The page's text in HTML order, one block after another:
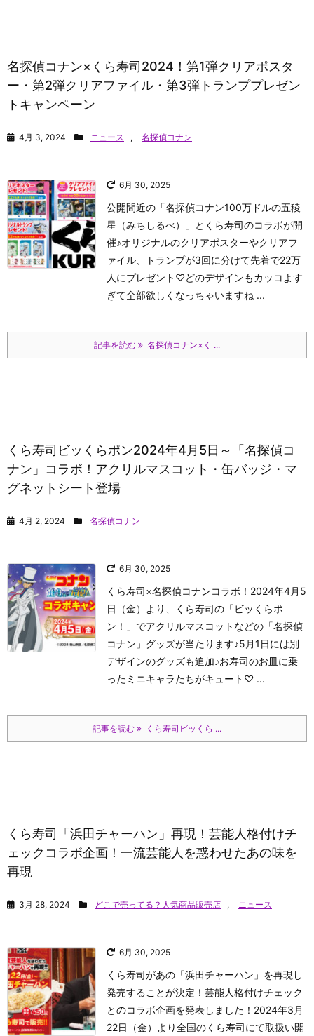
名探偵コナン×くら寿司2024！第1弾クリアポスタ
ー・第2弾クリアファイル・第3弾トランププレゼン
トキャンペーン
4月 3, 2024 ニュース , 名探偵コナン
6月 30, 2025
公開間近の「名探偵コナン100万ドルの五稜
星（みちしるべ）」とくら寿司のコラボが開
催♪オリジナルのクリアポスターやクリアフ
ァイル、トランプが3回に分けて先着で22万
人にプレゼント♡どのデザインもカッコよす
ぎて全部欲しくなっちゃいますね ...
記事を読む 名探偵コナン×く ...
くら寿司ビッくらポン2024年4月5日～「名探偵コ
ナン」コラボ！アクリルマスコット・缶バッジ・マ
グネットシート登場
4月 2, 2024 名探偵コナン
6月 30, 2025
くら寿司×名探偵コナンコラボ！2024年4月5
日（金）より、くら寿司の「ビッくらポ
ン！」でアクリルマスコットなどの「名探偵
コナン」グッズが当たります♪5月1日には別
デザインのグッズも追加♪お寿司のお皿に乗
ったミニキャラたちがキュート♡ ...
記事を読む くら寿司ビッくら ...
くら寿司「浜田チャーハン」再現！芸能人格付けチ
ェックコラボ企画！一流芸能人を惑わせたあの味を
再現
3月 28, 2024 どこで売ってる？人気商品販売店 , ニュース
6月 30, 2025
くら寿司があの「浜田チャーハン」を再現し
発売することが決定！芸能人格付けチェック
とのコラボ企画を発表しました！2024年3月
22日（金）より全国のくら寿司にて取扱い開